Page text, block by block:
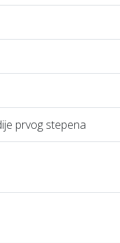
prvog stepena